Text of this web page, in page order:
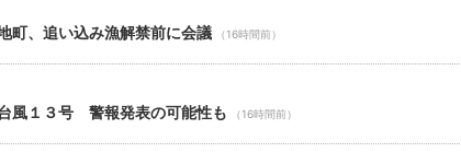
、追い込み漁解禁前に会議 （16時間前）
風１３号 警報発表の可能性も （16時間前）